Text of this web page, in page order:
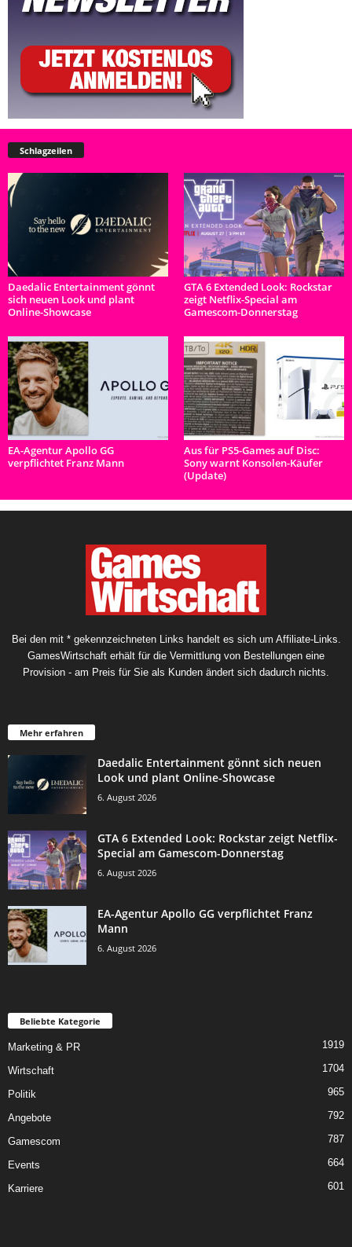
Schlagzeilen
Daedalic Entertainment gönnt
sich neuen Look und plant
Online-Showcase
GTA 6 Extended Look: Rockstar
zeigt Netflix-Special am
Gamescom-Donnerstag
EA-Agentur Apollo GG
verpflichtet Franz Mann
Aus für PS5-Games auf Disc:
Sony warnt Konsolen-Käufer
(Update)
Bei den mit * gekennzeichneten Links handelt es sich um Affiliate-Links.
GamesWirtschaft erhält für die Vermittlung von Bestellungen eine
Provision - am Preis für Sie als Kunden ändert sich dadurch nichts.
Mehr erfahren
Daedalic Entertainment gönnt sich neuen
Look und plant Online-Showcase
6. August 2026
GTA 6 Extended Look: Rockstar zeigt Netflix-
Special am Gamescom-Donnerstag
6. August 2026
EA-Agentur Apollo GG verpflichtet Franz
Mann
6. August 2026
Beliebte Kategorie
Marketing & PR 1919
Wirtschaft 1704
Politik 965
Angebote 792
Gamescom 787
Events 664
Karriere 601